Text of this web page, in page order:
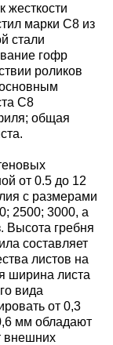
жесткости
марки С8 из
стали
гофр
роликов
основным
С8
общая
от 0.5 до 12
с размерами
2500; 3000, а
Высота гребня
составляет
листов на
ширина листа
вида
от 0,3
мм обладают
внешних